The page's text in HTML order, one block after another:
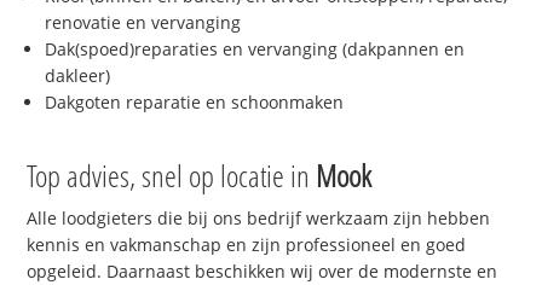
renovatie en vervanging
Dak(spoed)reparaties en vervanging (dakpannen en
dakleer)
Dakgoten reparatie en schoonmaken
Top advies, snel op locatie in Mook
Alle loodgieters die bij ons bedrijf werkzaam zijn hebben
kennis en vakmanschap en zijn professioneel en goed
opgeleid. Daarnaast beschikken wij over de modernste en